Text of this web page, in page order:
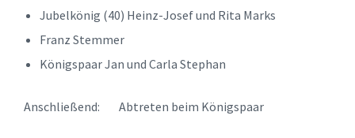
Jubelkönig (40) Heinz-Josef und Rita Marks
Franz Stemmer
Königspaar Jan und Carla Stephan
Anschließend: Abtreten beim Königspaar